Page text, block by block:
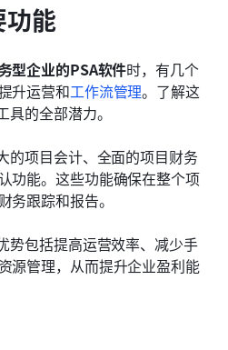
功能
型企业的PSA软件时，有几个
升运营和工作流管理。了解这
的全部潜力。
的项目会计、全面的项目财务
功能。这些功能确保在整个项
务跟踪和报告。
势包括提高运营效率、减少手
源管理，从而提升企业盈利能